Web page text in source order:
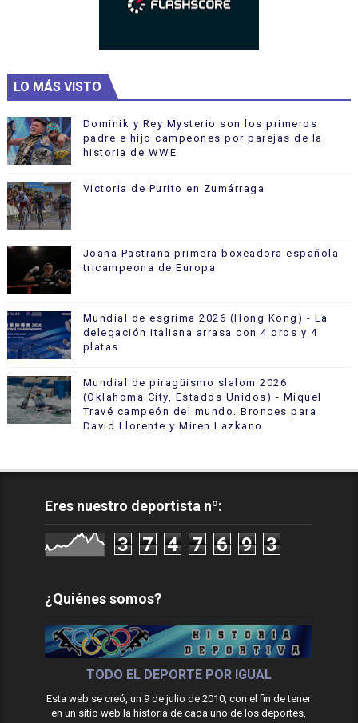
LO MÁS VISTO
Dominik y Rey Mysterio son los primeros
padre e hijo campeones por parejas de la
historia de WWE
Victoria de Purito en Zumárraga
Joana Pastrana primera boxeadora española
tricampeona de Europa
Mundial de esgrima 2026 (Hong Kong) - La
delegación italiana arrasa con 4 oros y 4
platas
Mundial de piragüismo slalom 2026
(Oklahoma City, Estados Unidos) - Miquel
Travé campeón del mundo. Bronces para
David Llorente y Miren Lazkano
Eres nuestro deportista nº:
3 7 4 7 6 9 3
¿Quiénes somos?
TODO EL DEPORTE POR IGUAL
Esta web se creó, un 9 de julio de 2010, con el fin de tener
en un sitio web la historia de cada uno de los deportes,